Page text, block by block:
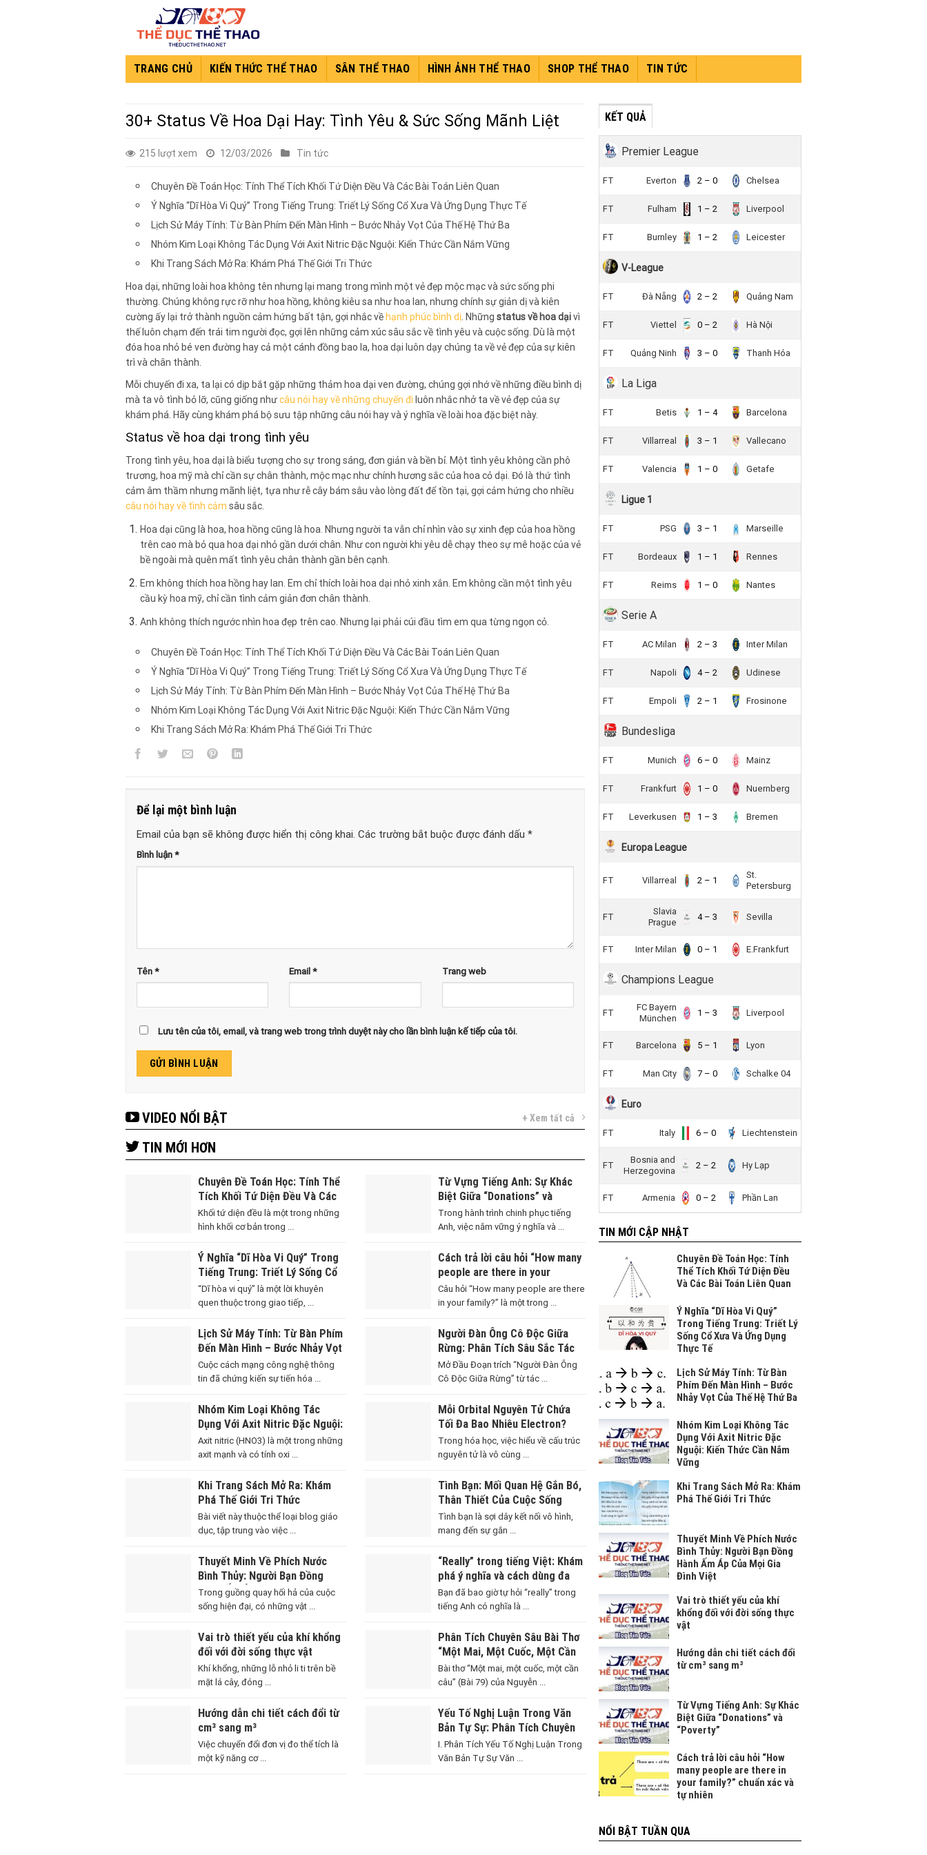
content
TRANG CHỦ
KIẾN THỨC THỂ THAO SÂN THỂ THAO HÌNH ẢNH THỂ THAO SHOP THỂ THAO TIN TỨC
30+ Status Về Hoa Dại Hay: Tình Yêu & Sức Sống Mãnh Liệt
215 lượt xem 12/03/2026 Tin tức
Chuyên Đề Toán Học: Tính Thể Tích Khối Tứ Diện Đều Và Các Bài Toán Liên Quan
Ý Nghĩa “Dĩ Hòa Vi Quý” Trong Tiếng Trung: Triết Lý Sống Cổ Xưa Và Ứng Dụng Thực Tế
Lịch Sử Máy Tính: Từ Bàn Phím Đến Màn Hình – Bước Nhảy Vọt Của Thế Hệ Thứ Ba
Nhóm Kim Loại Không Tác Dụng Với Axit Nitric Đặc Nguội: Kiến Thức Cần Nắm Vững
Khi Trang Sách Mở Ra: Khám Phá Thế Giới Tri Thức
Hoa dại, những loài hoa không tên nhưng lại mang trong mình một vẻ đẹp mộc mạc và sức sống phi
thường. Chúng không rực rỡ như hoa hồng, không kiêu sa như hoa lan, nhưng chính sự giản dị và kiên
cường ấy lại trở thành nguồn cảm hứng bất tận, gợi nhắc về hạnh phúc bình dị . Những status về hoa dạivì
thế luôn chạm đến trái tim người đọc, gợi lên những cảm xúc sâu sắc về tình yêu và cuộc sống. Dù là một
đóa hoa nhỏ bé ven đường hay cả một cánh đồng bao la, hoa dại luôn dạy chúng ta về vẻ đẹp của sự kiên
trì và chân thành.
Mỗi chuyến đi xa, ta lại có dịp bắt gặp những thảm hoa dại ven đường, chúng gợi nhớ về những điều bình dị
mà ta vô tình bỏ lỡ, cũng giống nhưcâu nói hay về những chuyến đi luôn nhắc nhở ta về vẻ đẹp của sự
khám phá. Hãy cùng khám phá bộ sưu tập những câu nói hay và ý nghĩa về loài hoa đặc biệt này.
Status về hoa dại trong tình yêu
Trong tình yêu, hoa dại là biểu tượng cho sự trong sáng, đơn giản và bền bỉ. Một tình yêu không cần phô
trương, hoa mỹ mà chỉ cần sự chân thành, mộc mạc như chính hương sắc của hoa cỏ dại. Đó là thứ tình
cảm âm thầm nhưng mãnh liệt, tựa như rễ cây bám sâu vào lòng đất để tồn tại, gợi cảm hứng cho nhiều
câu nói hay về tình cảm sâu sắc.
Hoa dại cũng là hoa, hoa hồng cũng là hoa. Nhưng người ta vẫn chỉ nhìn vào sự xinh đẹp của hoa hồng
trên cao mà bỏ qua hoa dại nhỏ gần dưới chân. Như con người khi yêu dễ chạy theo sự mê hoặc của vẻ
bề ngoài mà quên mất tình yêu chân thành gần bên cạnh.
Em không thích hoa hồng hay lan. Em chỉ thích loài hoa dại nhỏ xinh xắn. Em không cần một tình yêu
cầu kỳ hoa mỹ, chỉ cần tình cảm giản đơn chân thành.
Anh không thích ngước nhìn hoa đẹp trên cao. Nhưng lại phải cúi đầu tìm em qua từng ngọn cỏ.
Chuyên Đề Toán Học: Tính Thể Tích Khối Tứ Diện Đều Và Các Bài Toán Liên Quan
Ý Nghĩa “Dĩ Hòa Vi Quý” Trong Tiếng Trung: Triết Lý Sống Cổ Xưa Và Ứng Dụng Thực Tế
Lịch Sử Máy Tính: Từ Bàn Phím Đến Màn Hình – Bước Nhảy Vọt Của Thế Hệ Thứ Ba
Nhóm Kim Loại Không Tác Dụng Với Axit Nitric Đặc Nguội: Kiến Thức Cần Nắm Vững
Khi Trang Sách Mở Ra: Khám Phá Thế Giới Tri Thức
Để lại một bình luận
Email của bạn sẽ không được hiển thị công khai. Các trường bắt buộc được đánh dấu *
Bình luận*
Tên* Email* Trang web
Lưu tên của tôi, email, và trang web trong trình duyệt này cho lần bình luận kế tiếp của tôi.
VIDEO NỔI BẬT + Xem tất cả
TIN MỚI HƠN
Chuyên Đề Toán Học: Tính Thể
Tích Khối Tứ Diện Đều Và Các
Bài Toán Liên Quan
Khối tứ diện đều là một trong những
hình khối cơ bản trong ...
Ý Nghĩa “Dĩ Hòa Vi Quý” Trong
Tiếng Trung: Triết Lý Sống Cổ
Xưa Và Ứng Dụng Thực Tế
“Dĩ hòa vi quý” là một lời khuyên
quen thuộc trong giao tiếp, ...
Lịch Sử Máy Tính: Từ Bàn Phím
Đến Màn Hình – Bước Nhảy Vọt
Của Thế Hệ Thứ Ba
Cuộc cách mạng công nghệ thông
tin đã chứng kiến sự tiến hóa ...
Nhóm Kim Loại Không Tác
Dụng Với Axit Nitric Đặc Nguội:
Kiến Thức Cần Nắm Vững
Axit nitric (HNO3) là một trong những
axit mạnh và có tính oxi ...
Khi Trang Sách Mở Ra: Khám
Phá Thế Giới Tri Thức
Bài viết này thuộc thể loại blog giáo
dục, tập trung vào việc ...
Thuyết Minh Về Phích Nước
Bình Thủy: Người Bạn Đồng
Hành Ấm Áp Của Mọi Gia Đình
Việt
Trong guồng quay hối hả của cuộc
sống hiện đại, có những vật ...
Vai trò thiết yếu của khí khổng
đối với đời sống thực vật
Khí khổng, những lỗ nhỏ li ti trên bề
mặt lá cây, đóng ...
Hướng dẫn chi tiết cách đổi từ
cm³ sang m³
Việc chuyển đổi đơn vị đo thể tích là
một kỹ năng cơ ...
Từ Vựng Tiếng Anh: Sự Khác
Biệt Giữa “Donations” và
“Poverty”
Trong hành trình chinh phục tiếng
Anh, việc nắm vững ý nghĩa và ...
Cách trả lời câu hỏi “How many
people are there in your
family?” chuẩn xác và tự nhiên
Câu hỏi “How many people are there
in your family?” là một trong ...
Người Đàn Ông Cô Độc Giữa
Rừng: Phân Tích Sâu Sắc Tác
Phẩm Của Đoàn Giỏi
Mở Đầu Đoạn trích “Người Đàn Ông
Cô Độc Giữa Rừng” từ tác ...
Mỗi Orbital Nguyên Tử Chứa
Tối Đa Bao Nhiêu Electron?
Trong hóa học, việc hiểu về cấu trúc
nguyên tử là vô cùng ...
Tình Bạn: Mối Quan Hệ Gắn Bó,
Thân Thiết Của Cuộc Sống
Tình bạn là sợi dây kết nối vô hình,
mang đến sự gắn ...
“Really” trong tiếng Việt: Khám
phá ý nghĩa và cách dùng đa
dạng
Bạn đã bao giờ tự hỏi “really” trong
tiếng Anh có nghĩa là ...
Phân Tích Chuyên Sâu Bài Thơ
“Một Mai, Một Cuốc, Một Cần
Câu” Của Nguyễn Bỉnh Khiêm
Bài thơ “Một mai, một cuốc, một cần
câu” (Bài 79) của Nguyễn ...
Yếu Tố Nghị Luận Trong Văn
Bản Tự Sự: Phân Tích Chuyên
Sâu
I. Phân Tích Yếu Tố Nghị Luận Trong
Văn Bản Tự Sự Văn ...
KẾT QUẢ
Premier League
FT Everton 2 – 0 Chelsea
FT Fulham 1 – 2 Liverpool
FT Burnley 1 – 2 Leicester
V-League
FT Đà Nẵng 2 – 2 Quảng Nam
FT Viettel 0 – 2 Hà Nội
FT Quảng Ninh 3 – 0 Thanh Hóa
La Liga
FT Betis 1 – 4 Barcelona
FT Villarreal 3 – 1 Vallecano
FT Valencia 1 – 0 Getafe
Ligue 1
FT PSG 3 – 1 Marseille
FT Bordeaux 1 – 1 Rennes
FT Reims 1 – 0 Nantes
Serie A
FT AC Milan 2 – 3 Inter Milan
FT Napoli 4 – 2 Udinese
FT Empoli 2 – 1 Frosinone
Bundesliga
FT Munich 6 – 0 Mainz
FT Frankfurt 1 – 0 Nuernberg
FT Leverkusen 1 – 3 Bremen
Europa League
FT Villarreal 2 – 1
St.
Petersburg
FT
Slavia
Prague
4 – 3 Sevilla
FT Inter Milan 0 – 1 E.Frankfurt
Champions League
FT
FC Bayern
München
1 – 3 Liverpool
FT Barcelona 5 – 1 Lyon
FT Man City 7 – 0 Schalke 04
Euro
FT Italy 6 – 0 Liechtenstein
FT
Bosnia and
Herzegovina
2 – 2 Hy Lạp
FT Armenia 0 – 2 Phần Lan
TIN MỚI CẬP NHẬT
Chuyên Đề Toán Học: Tính
Thể Tích Khối Tứ Diện Đều
Và Các Bài Toán Liên Quan
Ý Nghĩa “Dĩ Hòa Vi Quý”
Trong Tiếng Trung: Triết Lý
Sống Cổ Xưa Và Ứng Dụng
Thực Tế
Lịch Sử Máy Tính: Từ Bàn
Phím Đến Màn Hình – Bước
Nhảy Vọt Của Thế Hệ Thứ Ba
Nhóm Kim Loại Không Tác
Dụng Với Axit Nitric Đặc
Nguội: Kiến Thức Cần Nắm
Vững
Khi Trang Sách Mở Ra: Khám
Phá Thế Giới Tri Thức
Thuyết Minh Về Phích Nước
Bình Thủy: Người Bạn Đồng
Hành Ấm Áp Của Mọi Gia
Đình Việt
Vai trò thiết yếu của khí
khổng đối với đời sống thực
vật
Hướng dẫn chi tiết cách đổi
từ cm³ sang m³
Từ Vựng Tiếng Anh: Sự Khác
Biệt Giữa “Donations” và
“Poverty”
Cách trả lời câu hỏi “How
many people are there in
your family?” chuẩn xác và
tự nhiên
NỔI BẬT TUẦN QUA